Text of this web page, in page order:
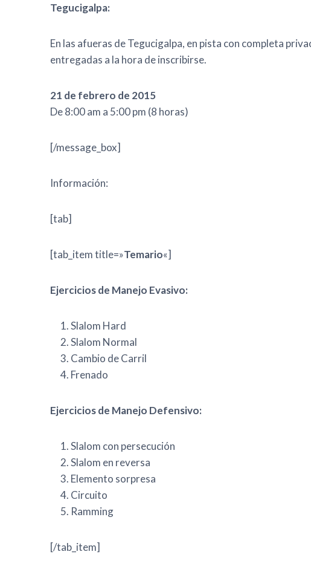
Tegucigalpa:
En las afueras de Tegucigalpa, en pista con completa
entregadas a la hora de inscribirse.
21 de febrero de 2015
De 8:00 am a 5:00 pm (8 horas)
[/message_box]
Información:
[tab]
[tab_item title=»Temario«]
Ejercicios de Manejo Evasivo:
Slalom Hard
Slalom Normal
Cambio de Carril
Frenado
Ejercicios de Manejo Defensivo:
Slalom con persecución
Slalom en reversa
Elemento sorpresa
Circuito
Ramming
[/tab_item]